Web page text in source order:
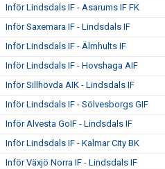
Inför Lindsdals IF - Asarums IF FK
Inför Saxemara IF - Lindsdals IF
Inför Lindsdals IF - Älmhults IF
Inför Lindsdals IF - Hovshaga AIF
Inför Sillhövda AIK - Lindsdals IF
Inför Lindsdals IF - Sölvesborgs GIF
Inför Alvesta GoIF - Lindsdals IF
Inför Lindsdals IF - Kalmar City BK
Inför Växjö Norra IF - Lindsdals IF